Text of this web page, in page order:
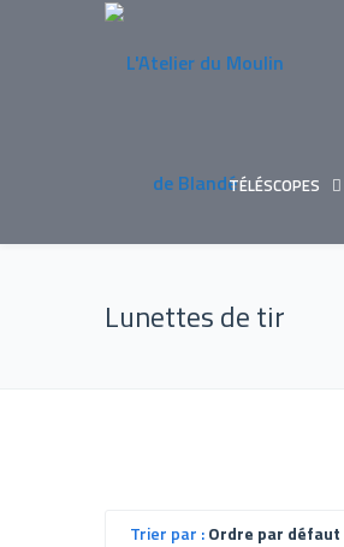
TÉLÉSCOPES
Lunettes de tir
Trier par :Ordre par défaut